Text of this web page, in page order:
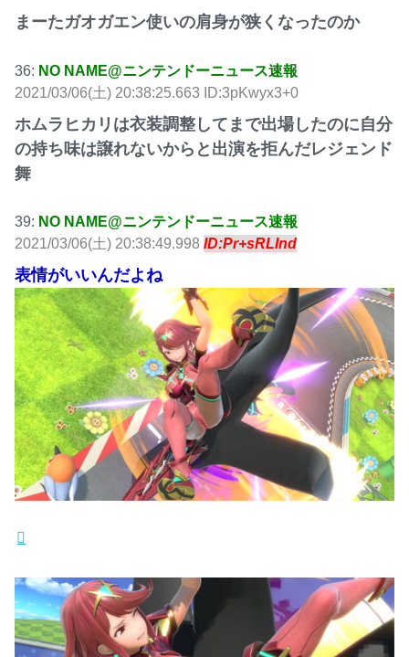
まーたガオガエン使いの肩身が狭くなったのか
36: NO NAME@ニンテンドーニュース速報
2021/03/06(土) 20:38:25.663 ID:3pKwyx3+0
ホムラヒカリは衣装調整してまで出場したのに自分
の持ち味は譲れないからと出演を拒んだレジェンド
舞
39: NO NAME@ニンテンドーニュース速報
2021/03/06(土) 20:38:49.998ID:Pr+sRLInd
表情がいいんだよね